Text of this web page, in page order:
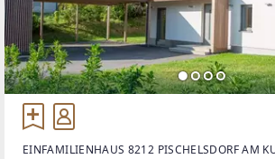
EINFAMILIENHAUS 8212 PISCHELSDORF AM